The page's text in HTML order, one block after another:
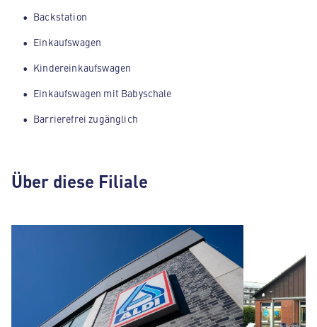
Backstation
Einkaufswagen
Kindereinkaufswagen
Einkaufswagen mit Babyschale
Barrierefrei zugänglich
Über diese Filiale